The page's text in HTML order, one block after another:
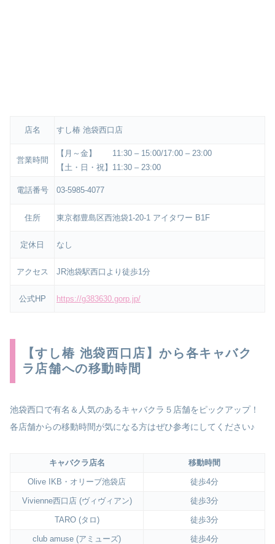
店名 すし椿 池袋西口店
営業時間
【月～金】 11:30 – 15:00/17:00 – 23:00
【土・日・祝】11:30 – 23:00
電話番号 03-5985-4077
住所 東京都豊島区西池袋1-20-1 アイタワー B1F
定休日 なし
アクセス JR池袋駅西口より徒歩1分
公式HP https://g383630.gorp.jp/
【すし椿 池袋西口店】から各キャバク
ラ店舗への移動時間
池袋西口で有名＆人気のあるキャバクラ５店舗をピックアップ！
各店舗からの移動時間が気になる方はぜひ参考にしてください♪
キャバクラ店名 移動時間
Olive IKB・オリーブ池袋店 徒歩4分
Vivienne西口店 (ヴィヴィアン) 徒歩3分
TARO (タロ) 徒歩3分
club amuse (アミューズ) 徒歩4分